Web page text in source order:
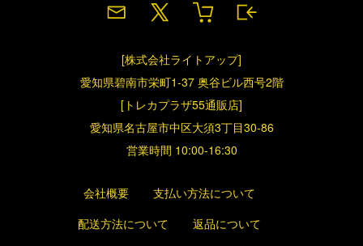
[株式会社ライトアップ]
愛知県碧南市栄町1-37 奥谷ビル西号2階
[トレカプラザ55通販店]
愛知県名古屋市中区大須3丁目30-86
営業時間 10:00-16:30
会社概要
支払い方法について
配送方法について
返品について